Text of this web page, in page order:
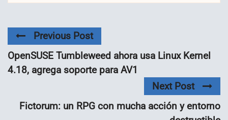
Previous Post
OpenSUSE Tumbleweed ahora usa Linux Kernel
4.18, agrega soporte para AV1
Next Post
Fictorum: un RPG con mucha acción y entorno